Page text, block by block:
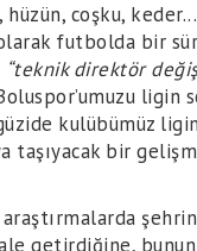
coşku,
futbolda bir
“teknik direktör
ligin
kulübümüz
taşıyacak bir
getirdiğine,